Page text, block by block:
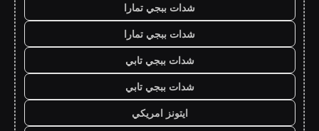
شدات ببجي تمارا
شدات ببجي تمارا
شدات ببجي تابي
شدات ببجي تابي
ايتونز امريكي